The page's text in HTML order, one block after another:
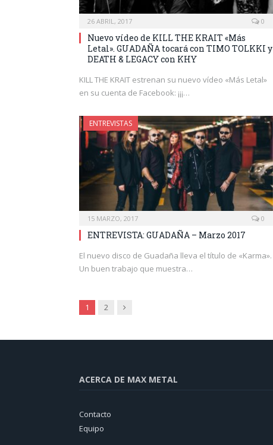
26 ABRIL, 2017 0
Nuevo vídeo de KILL THE KRAIT «Más
Letal». GUADAÑA tocará con TIMO TOLKKI y
DEATH & LEGACY con KHY
KILL THE KRAIT estrenan su nuevo vídeo «Más Letal»
en su cuenta de Facebook: ¡¡¡…
ENTREVISTAS
15 MARZO, 2017 0
ENTREVISTA: GUADAÑA – Marzo 2017
El nuevo disco de Guadaña lleva el título de «Karma».
Un buen trabajo que muestra…
1 2 Siguiente
ACERCA DE MAX METAL
Contacto
Equipo